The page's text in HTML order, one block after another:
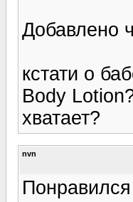
Добавлено
кстати о
Body
хватает?
nvn